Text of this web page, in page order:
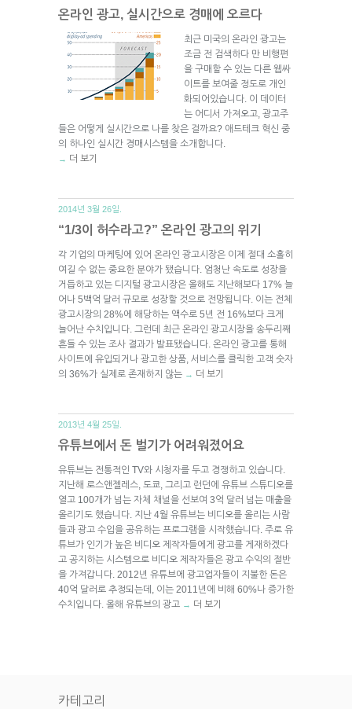
온라인 광고, 실시간으로 경매에 오르다
최근 미국의 온라인 광고는
조금 전 검색하다 만 비행편
을 구매할 수 있는 다른 웹싸
이트를 보여줄 정도로 개인
화되어있습니다. 이 데이터
는 어디서 가져오고, 광고주
들은 어떻게 실시간으로 나를 찾은 걸까요? 애드테크 혁신 중
의 하나인 실시간 경매시스템을 소개합니다.
→ 더 보기
2014년 3월 26일.
“1/3이 허수라고?” 온라인 광고의 위기
각 기업의 마케팅에 있어 온라인 광고시장은 이제 절대 소홀히
여길 수 없는 중요한 분야가 됐습니다. 엄청난 속도로 성장을
거듭하고 있는 디지털 광고시장은 올해도 지난해보다 17% 늘
어나 5백억 달러 규모로 성장할 것으로 전망됩니다. 이는 전체
광고시장의 28%에 해당하는 액수로 5년 전 16%보다 크게
늘어난 수치입니다. 그런데 최근 온라인 광고시장을 송두리째
흔들 수 있는 조사 결과가 발표됐습니다. 온라인 광고를 통해
사이트에 유입되거나 광고한 상품, 서비스를 클릭한 고객 숫자
의 36%가 실제로 존재하지 않는 → 더 보기
2013년 4월 25일.
유튜브에서 돈 벌기가 어려워졌어요
유튜브는 전통적인 TV와 시청자를 두고 경쟁하고 있습니다.
지난해 로스앤젤레스, 도쿄, 그리고 런던에 유튜브 스튜디오를
열고 100개가 넘는 자체 채널을 선보여 3억 달러 넘는 매출을
올리기도 했습니다. 지난 4월 유튜브는 비디오를 올리는 사람
들과 광고 수입을 공유하는 프로그램을 시작했습니다. 주로 유
튜브가 인기가 높은 비디오 제작자들에게 광고를 게재하겠다
고 공지하는 시스템으로 비디오 제작자들은 광고 수익의 절반
을 가져갑니다. 2012년 유튜브에 광고업자들이 지불한 돈은
40억 달러로 추정되는데, 이는 2011년에 비해 60%나 증가한
수치입니다. 올해 유튜브의 광고 → 더 보기
카테고리